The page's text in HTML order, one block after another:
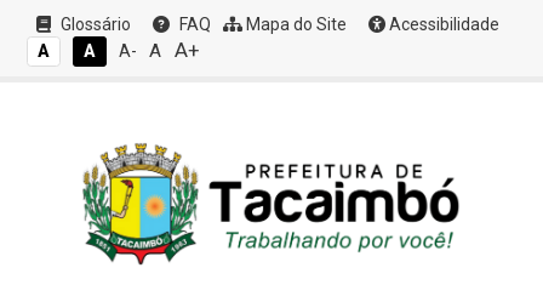
Glossário FAQ Mapa do Site
Acessibilidade
A
A A- A A+